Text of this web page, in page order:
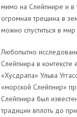
мимо на Слейпнире и в
огромная трещина в
можно спуститься в
Любопытно
Слейпнира в
«Хусдрапа» Ульва
«морской Слейпнир»
Слейпнира был
традиции вплоть до